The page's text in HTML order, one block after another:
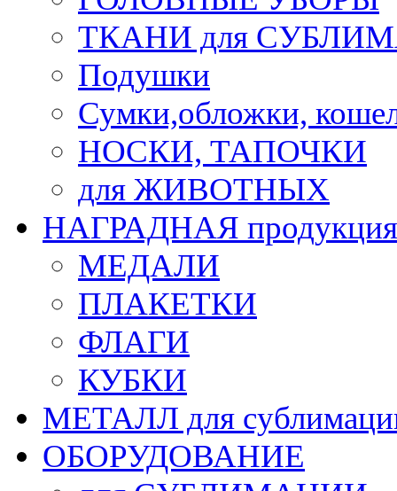
ТКАНИ для
Подушки
Сумки,обложки,
НОСКИ, ТАПОЧКИ
для ЖИВОТНЫХ
НАГРАДНАЯ продукция
МЕДАЛИ
ПЛАКЕТКИ
ФЛАГИ
КУБКИ
МЕТАЛЛ для
ОБОРУДОВАНИЕ